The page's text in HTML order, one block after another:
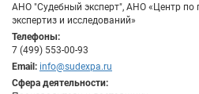
АНО "Судебный эксперт", АНО «Центр по
экспертиз и исследований»
Телефоны:
7 (499) 553-00-93
Email: info@sudexpa.ru
Сфера деятельности: